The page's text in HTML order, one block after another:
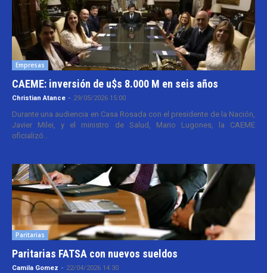
Empresas
CAEME: inversión de u$s 8.000 M en seis años
Christian Atance - 29/05/2026 15:00
Durante una audiencia en Casa Rosada con el presidente de la Nación,
Javier Milei, y el ministro de Salud, Mario Lugones, la CAEME
oficializó...
Paritarias
Paritarias FATSA con nuevos sueldos
Camila Gomez - 22/04/2026 14:30